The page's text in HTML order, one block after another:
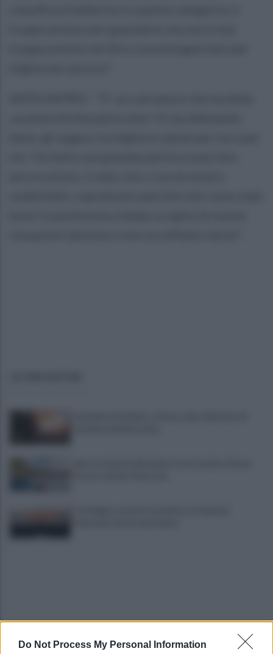
Do Not Process My Personal Information
Salernitana, Cosmi senza giri di parole: "Questa